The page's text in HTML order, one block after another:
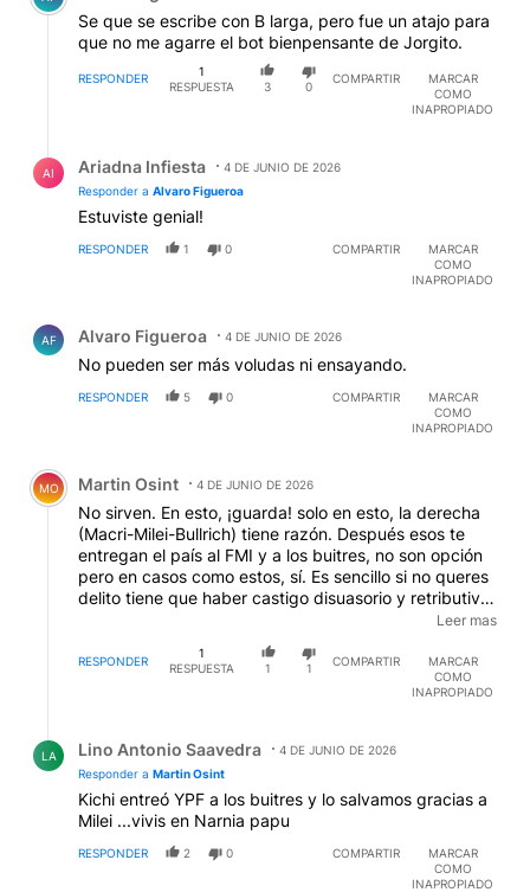
Se que se escribe con B larga, pero fue un atajo para
que no me agarre el bot bienpensante de Jorgito.
RESPONDER
1
RESPUESTA
3 0
COMPARTIR
MARCAR
COMO
INAPROPIADO
AI Ariadna Infiesta
4 DE JUNIO DE 2026
Responder a Alvaro Figueroa
Estuviste genial!
RESPONDER 1 0 COMPARTIR
MARCAR
COMO
INAPROPIADO
AF Alvaro Figueroa 4 DE JUNIO DE 2026
No pueden ser más voludas ni ensayando.
RESPONDER 5 0 COMPARTIR
MARCAR
COMO
INAPROPIADO
Comentario de Martin Osint.
MO Martin Osint 4 DE JUNIO DE 2026
No sirven. En esto, ¡guarda! solo en esto, la derecha
(Macri-Milei-Bullrich) tiene razón. Después esos te
entregan el país al FMI y a los buitres, no son opción
pero en casos como estos, sí. Es sencillo si no queres
delito tiene que haber castigo disuasorio y retributivo
y para que exista el castigo no deben haber atajos.
Atajos son: las leyes procesales que en Córdoba
permitieron soltar a un tipo que ya había privado de
libertad a una mujer e intentó forzarla, las leyes
Mellman gozar de una domiciliaria (revocada cuando
los vecinos le sacaron foto en la plaza), una ley
Micaela en serio que impida la libertad anticipada de
otro violador en Entre Ríoos que fue liberado por un
juez (pese al informe penitenciario) y luego volvio a
atacar y matar (¿el juez?: sigue en su despacho,
obvio), etc. ¿Hacen eso los inoperantes del mundo
Leer mas
RESPONDER
1
RESPUESTA
1 1
COMPARTIR
MARCAR
COMO
INAPROPIADO
LA Lino Antonio Saavedra
4 DE JUNIO DE 2026
Responder a Martin Osint
Kichi entreó YPF a los buitres y lo salvamos gracias a
Milei ...vivis en Narnia papu
RESPONDER 2 0 COMPARTIR
MARCAR
COMO
INAPROPIADO